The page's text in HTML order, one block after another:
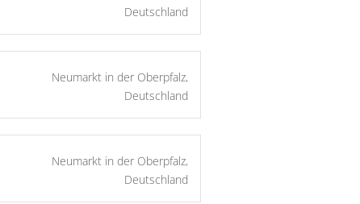
Deutschland
Neumarkt in der Oberpfalz,
Deutschland
Neumarkt in der Oberpfalz,
Deutschland